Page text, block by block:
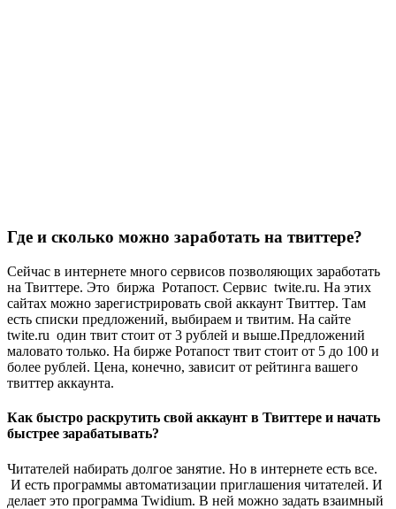
Где и сколько можно заработать на твиттере?
Сейчас в интернете много сервисов позволяющих заработать
на Твиттере. Это биржа Ротапост. Сервис twite.ru. На этих
сайтах можно зарегистрировать свой аккаунт Твиттер. Там
есть списки предложений, выбираем и твитим. На сайте
twite.ru один твит стоит от 3 рублей и выше.Предложений
маловато только. На бирже Ротапост твит стоит от 5 до 100 и
более рублей. Цена, конечно, зависит от рейтинга вашего
твиттер аккаунта.
Как быстро раскрутить свой аккаунт в Твиттере и начать
быстрее зарабатывать?
Читателей набирать долгое занятие. Но в интернете есть все.
И есть программы автоматизации приглашения читателей. И
делает это программа Twidium. В ней можно задать взаимный